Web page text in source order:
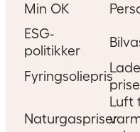
Min OK
ESG-
politikker
Fyringsoliepris
Naturgaspriser
Luft